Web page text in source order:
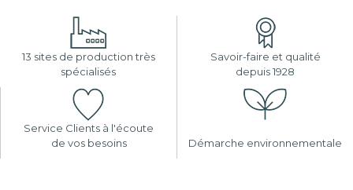
13 sites de production très
spécialisés
Savoir-faire et qualité
depuis 1928
Service Clients à l'écoute
de vos besoins
Démarche environnementale